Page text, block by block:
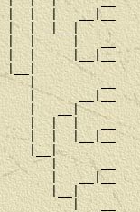
|  |  |   __|__
|  |  |__|
|  |     |   __
|  |     |__|__
|__|
   |         __
   |      __|__
   |   __|
   |  |  |   __
   |  |  |__|__
   |__|
      |      __
      |   __|__
      |__|
         |   __